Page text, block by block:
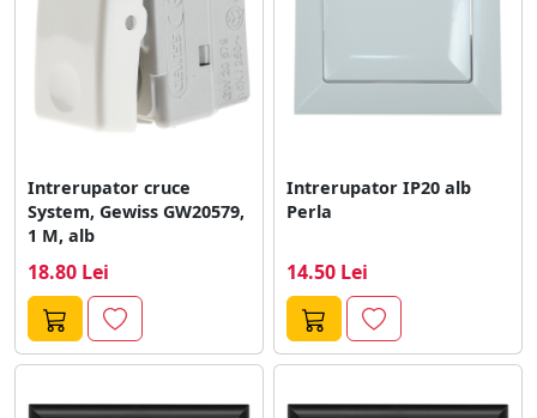
Intrerupator cruce
System, Gewiss GW20579,
1 M, alb
18.80 Lei
Intrerupator IP20 alb
Perla
14.50 Lei